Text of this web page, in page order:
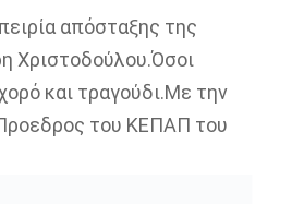
απόσταξης της
Χριστοδούλου.Όσοι
και τραγούδι.Με την
του ΚΕΠΑΠ του